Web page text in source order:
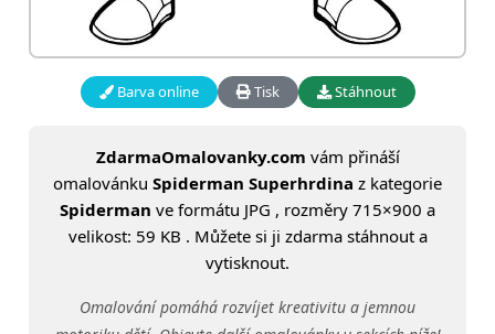
Barva online Tisk Stáhnout
ZdarmaOmalovanky.com vám přináší
omalovánku Spiderman Superhrdina z kategorie
Spiderman ve formátu JPG , rozměry 715×900 a
velikost: 59 KB . Můžete si ji zdarma stáhnout a
vytisknout.
Omalování pomáhá rozvíjet kreativitu a jemnou